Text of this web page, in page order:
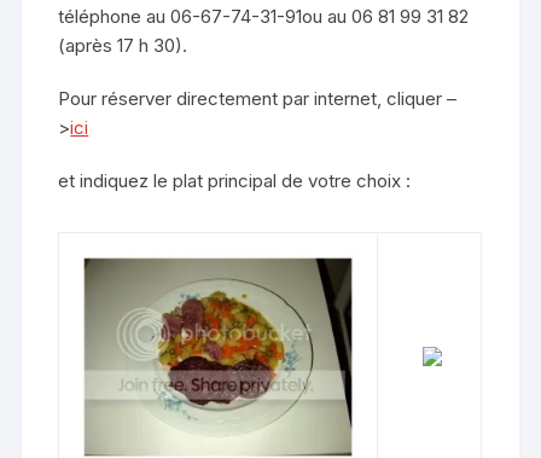
téléphone au 06-67-74-31-91ou au 06 81 99 31 82
(après 17 h 30).
Pour réserver directement par internet, cliquer –
>ici
et indiquez le plat principal de votre choix :